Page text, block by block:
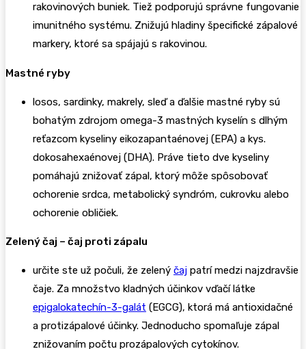
rakovinových buniek. Tiež podporujú správne fungovanie
imunitného systému. Znižujú hladiny špecifické zápalové
markery, ktoré sa spájajú s rakovinou.
Mastné ryby
losos, sardinky, makrely, sleď a ďalšie mastné ryby sú
bohatým zdrojom omega-3 mastných kyselín s dlhým
reťazcom kyseliny eikozapantaénovej (EPA) a kys.
dokosahexaénovej (DHA). Práve tieto dve kyseliny
pomáhajú znižovať zápal, ktorý môže spôsobovať
ochorenie srdca, metabolický syndróm, cukrovku alebo
ochorenie obličiek.
Zelený čaj – čaj proti zápalu
určite ste už počuli, že zelený čaj patrí medzi najzdravšie
čaje. Za množstvo kladných účinkov vďačí látke
epigalokatechín-3-galát (EGCG), ktorá má antioxidačné
a protizápalové účinky. Jednoducho spomaľuje zápal
znižovaním počtu prozápalových cytokínov.